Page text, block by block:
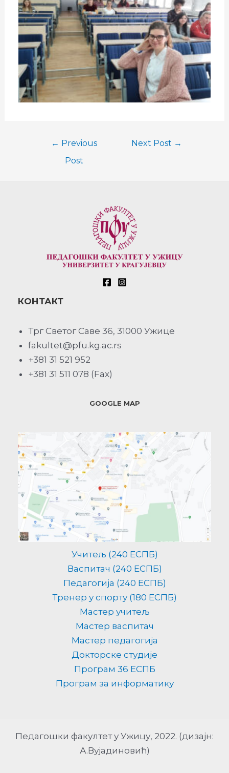
← Previous
Post
Next Post →
КОНТАКТ
Трг Светог Саве 36, 31000 Ужице
fakultet@pfu.kg.ac.rs
+381 31 521 952
+381 31 511 078 (Fax)
GOOGLE MAP
Учитељ (240 ЕСПБ)
Васпитач (240 ЕСПБ)
Педагогија (240 ЕСПБ)
Тренер у спорту (180 ЕСПБ)
Мастер учитељ
Мастер васпитач
Мастер педагогија
Докторске студије
Програм 36 ЕСПБ
Програм за информатику
Педагошки факултет у Ужицу, 2022. (дизајн:
А.Вујадиновић)